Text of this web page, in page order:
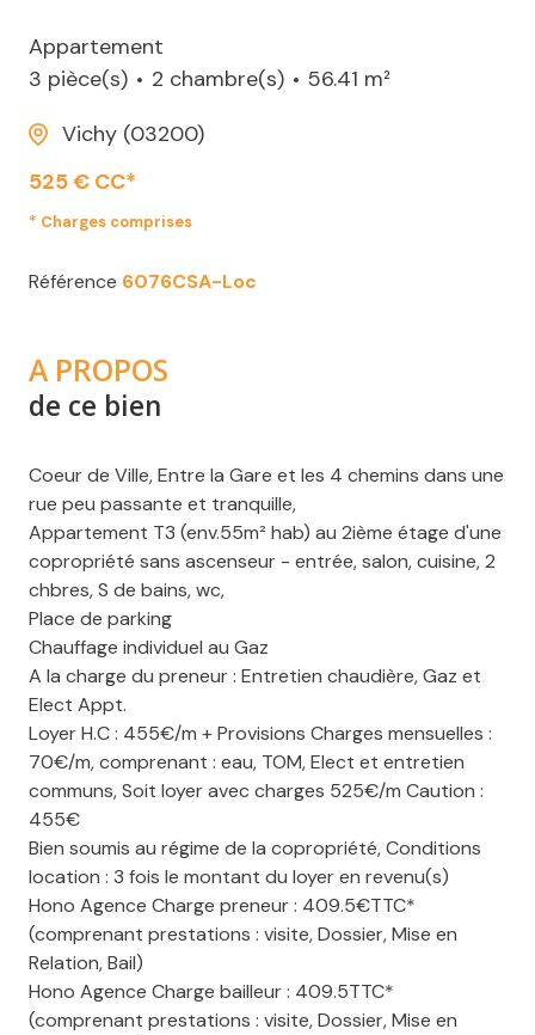
Appartement
3 pièce(s)
2 chambre(s)
56.41 m²
Vichy (03200)
525 € CC*
* Charges comprises
Référence 6076CSA-Loc
A PROPOS
de ce bien
Coeur de Ville, Entre la Gare et les 4 chemins dans une
rue peu passante et tranquille,
Appartement T3 (env.55m² hab) au 2ième étage d'une
copropriété sans ascenseur - entrée, salon, cuisine, 2
chbres, S de bains, wc,
Place de parking
Chauffage individuel au Gaz
A la charge du preneur : Entretien chaudière, Gaz et
Elect Appt.
Loyer H.C : 455€/m + Provisions Charges mensuelles :
70€/m, comprenant : eau, TOM, Elect et entretien
communs, Soit loyer avec charges 525€/m Caution :
455€
Bien soumis au régime de la copropriété, Conditions
location : 3 fois le montant du loyer en revenu(s)
Hono Agence Charge preneur : 409.5€TTC*
(comprenant prestations : visite, Dossier, Mise en
Relation, Bail)
Hono Agence Charge bailleur : 409.5TTC*
(comprenant prestations : visite, Dossier, Mise en